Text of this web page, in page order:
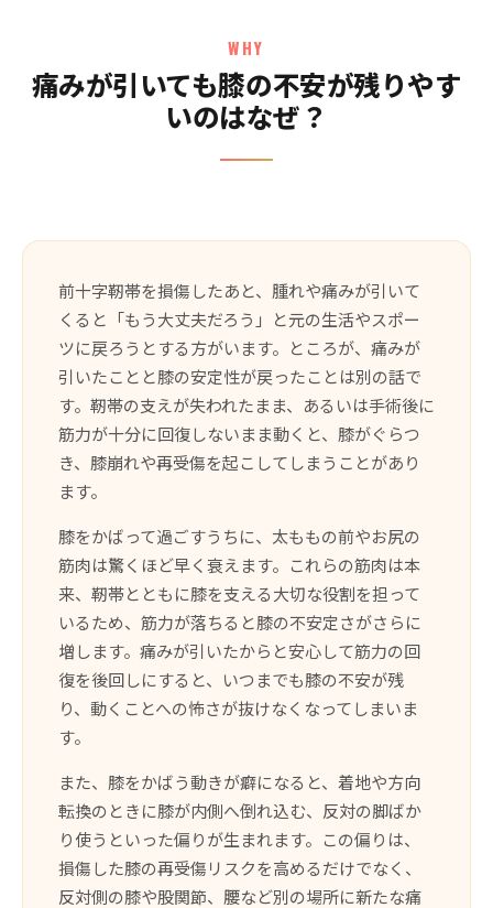
WHY
痛みが引いても膝の不安が残りやす
いのはなぜ？
前十字靭帯を損傷したあと、腫れや痛みが引いて
くると「もう大丈夫だろう」と元の生活やスポー
ツに戻ろうとする方がいます。ところが、痛みが
引いたことと膝の安定性が戻ったことは別の話で
す。靭帯の支えが失われたまま、あるいは手術後に
筋力が十分に回復しないまま動くと、膝がぐらつ
き、膝崩れや再受傷を起こしてしまうことがあり
ます。
膝をかばって過ごすうちに、太ももの前やお尻の
筋肉は驚くほど早く衰えます。これらの筋肉は本
来、靭帯とともに膝を支える大切な役割を担って
いるため、筋力が落ちると膝の不安定さがさらに
増します。痛みが引いたからと安心して筋力の回
復を後回しにすると、いつまでも膝の不安が残
り、動くことへの怖さが抜けなくなってしまいま
す。
また、膝をかばう動きが癖になると、着地や方向
転換のときに膝が内側へ倒れ込む、反対の脚ばか
り使うといった偏りが生まれます。この偏りは、
損傷した膝の再受傷リスクを高めるだけでなく、
反対側の膝や股関節、腰など別の場所に新たな痛